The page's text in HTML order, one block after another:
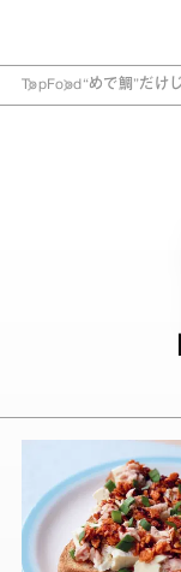
TopFood “めで鯛”だけ